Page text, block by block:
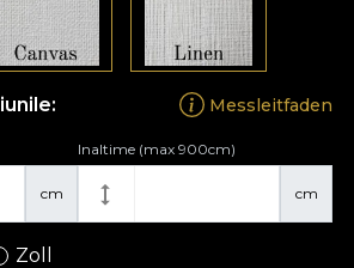
Messleitfaden
cm cm
Inaltime (max 900cm)
Zoll